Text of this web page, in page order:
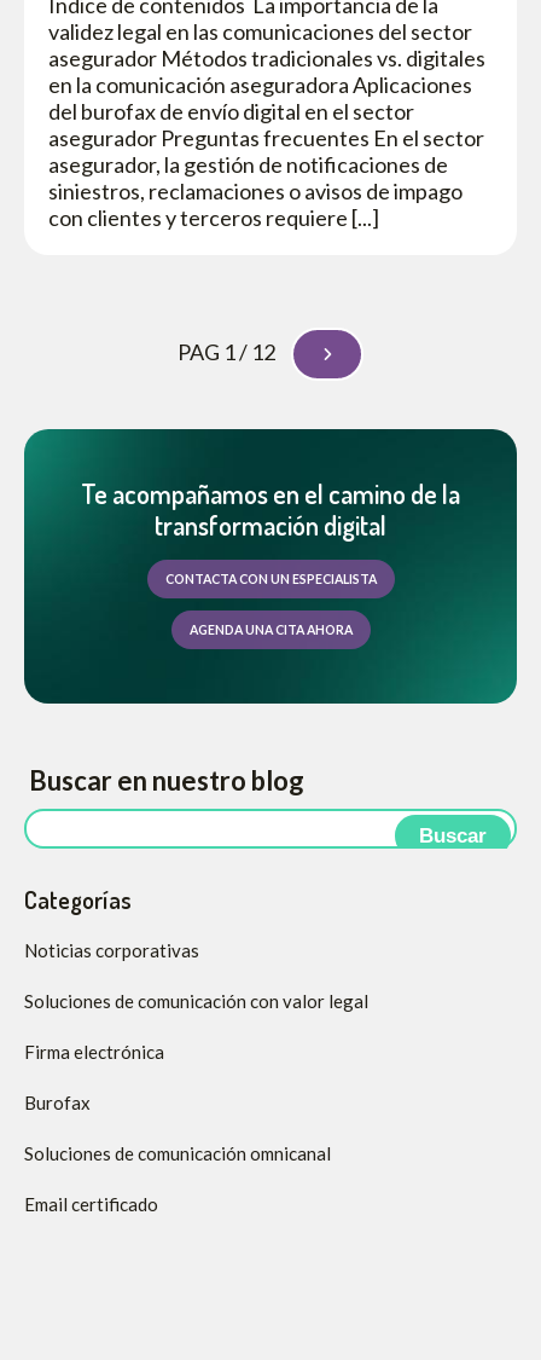
validez legal en las comunicaciones del sector
asegurador Métodos tradicionales vs. digitales
en la comunicación aseguradora Aplicaciones
del burofax de envío digital en el sector
asegurador Preguntas frecuentes En el sector
asegurador, la gestión de notificaciones de
siniestros, reclamaciones o avisos de impago
con clientes y terceros requiere [...]
PAG 1 / 12
Te acompañamos en el camino de la
transformación digital
CONTACTA CON UN ESPECIALISTA
AGENDA UNA CITA AHORA
Buscar en nuestro blog
Buscar
Categorías
Noticias corporativas
Soluciones de comunicación con valor legal
Firma electrónica
Burofax
Soluciones de comunicación omnicanal
Email certificado